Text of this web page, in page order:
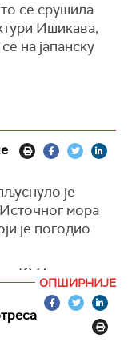
се срушила
Ишикава,
на јапанску
је
мора
је погодио
КМА
магнитуде 7,6
и околне
цунами
ОПШИРНИЈЕ